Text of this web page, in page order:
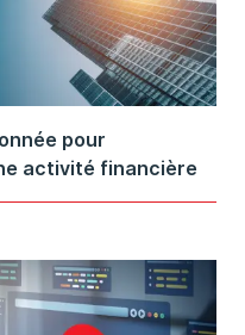
pour
activité financière